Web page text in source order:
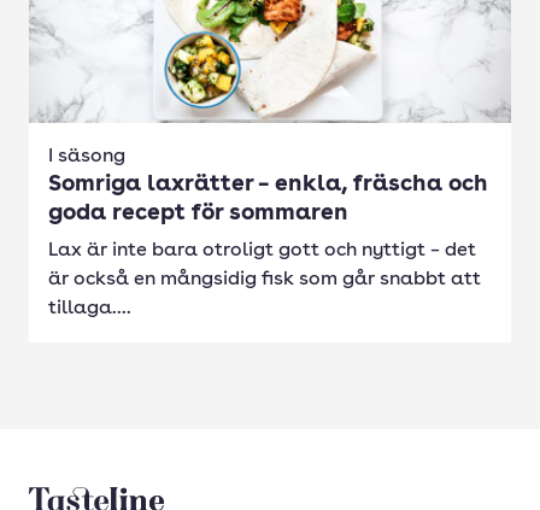
I säsong
Somriga laxrätter – enkla, fräscha och
goda recept för sommaren
Lax är inte bara otroligt gott och nyttigt – det
är också en mångsidig fisk som går snabbt att
tillaga....
Tasteline startsida